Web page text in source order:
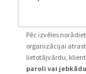
Pēc izvēles
organizācijai
lietotājvārdu,
paroli vai